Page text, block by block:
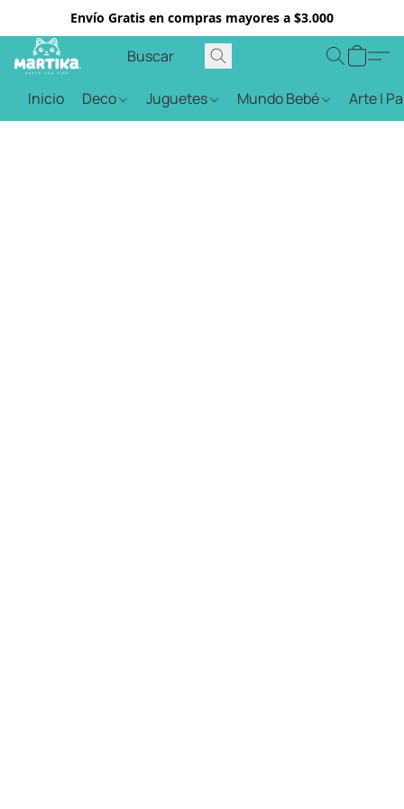
Envío Gratis en compras mayores a $3.000
Inicio Deco Juguetes Mundo Bebé Arte |